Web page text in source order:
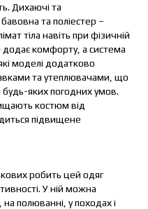
Дихаючі та
та поліестер –
тіла навіть при фізичній
додає комфорту, а система
моделі додатково
та утеплювачами, що
яких погодних умов.
костюм від
підвищене
робить цей одяг
У ній можна
полюванні, у походах і